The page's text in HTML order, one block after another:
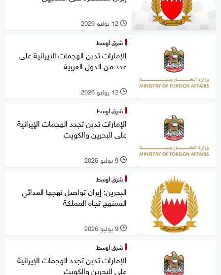
l 12 يوليو 2026
شرق أوسط
الإمارات تدين الهجمات الإيرانية على
عدد من الدول العربية
l 12 يوليو 2026
شرق أوسط
الإمارات تدين تجدد الهجمات الإيرانية
على البحرين والكويت
l 9 يوليو 2026
شرق أوسط
البحرين: إيران تواصل نهجها العدائي
الممنهج تجاه المملكة
l 9 يوليو 2026
شرق أوسط
الإمارات تدين تجدد الهجمات الإيرانية
على البحرين والكويت